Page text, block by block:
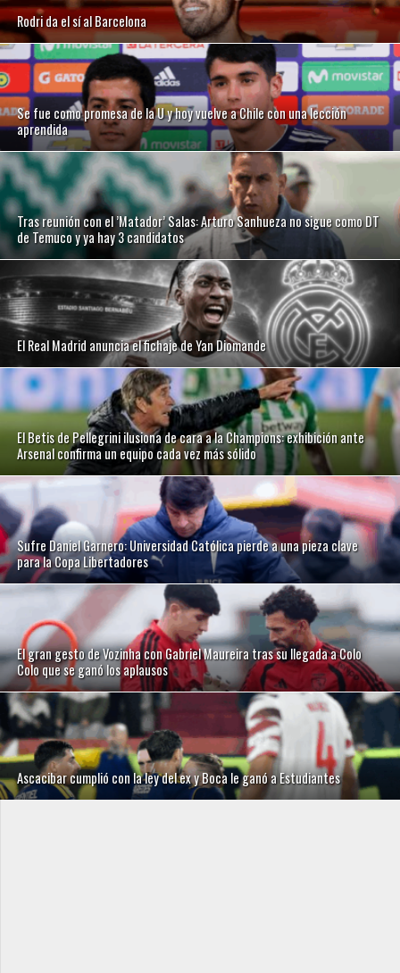
Rodri da el sí al Barcelona
Se fue como promesa de la U y hoy vuelve a Chile con una lección
aprendida
Tras reunión con el ’Matador’ Salas: Arturo Sanhueza no sigue como DT
de Temuco y ya hay 3 candidatos
El Real Madrid anuncia el fichaje de Yan Diomande
El Betis de Pellegrini ilusiona de cara a la Champions: exhibición ante
Arsenal confirma un equipo cada vez más sólido
Sufre Daniel Garnero: Universidad Católica pierde a una pieza clave
para la Copa Libertadores
El gran gesto de Vozinha con Gabriel Maureira tras su llegada a Colo
Colo que se ganó los aplausos
Ascacibar cumplió con la ley del ex y Boca le ganó a Estudiantes